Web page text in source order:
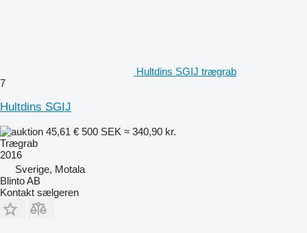
Hultdins SGIJ trægrab
7
Hultdins SGIJ
45,61 € 500 SEK ≈ 340,90 kr.
Trægrab
2016
Sverige, Motala
Blinto AB
Kontakt sælgeren